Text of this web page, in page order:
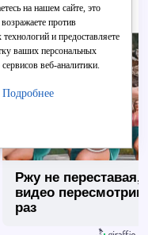
Ржу не переставая,
видео
раз
на нашем сайте, это
против
технологий и предоставляете
ваших персональных
веб-аналитики.
Подробнее